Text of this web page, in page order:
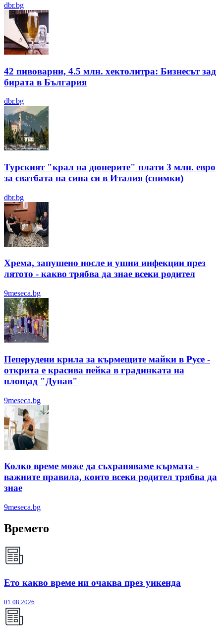
dbr.bg
42 пивоварни, 4.5 млн. хектолитра: Бизнесът зад
бирата в България
dbr.bg
Турският "крал на дюнерите" плати 3 млн. евро
за сватбата на сина си в Италия (снимки)
dbr.bg
Хрема, запушено носле и ушни инфекции през
лятотo - какво трябва да знае всеки родител
9meseca.bg
Пеперудени крила за кърмещите майки в Русе -
открита е красива пейка в градинката на
площад "Дунав"
9meseca.bg
Колко време може да съхраняваме кърмата -
важните правила, които всеки родител трябва да
знае
9meseca.bg
Времето
Ето какво време ни очаква през уикенда
01.08.2026